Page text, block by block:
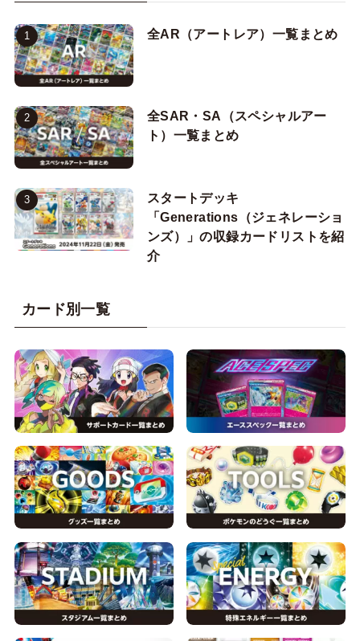
全AR（アートレア）一覧まとめ
全SAR・SA（スペシャルアー
ト）一覧まとめ
スタートデッキ
「Generations（ジェネレーショ
ンズ）」の収録カードリストを紹
介
カード別一覧